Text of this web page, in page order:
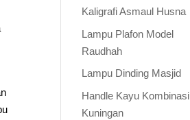
Kaligrafi Asmaul Husna
Lampu Plafon Model
Raudhah
Lampu Dinding Masjid
Handle Kayu Kombinasi
Kuningan